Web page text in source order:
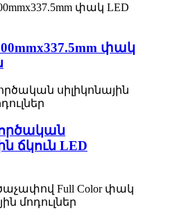
փակ
ճկուն LED